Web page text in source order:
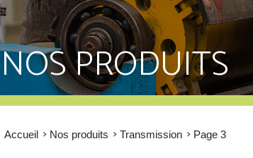
NOS PRODUITS
Accueil Nos produits Transmission Page 3